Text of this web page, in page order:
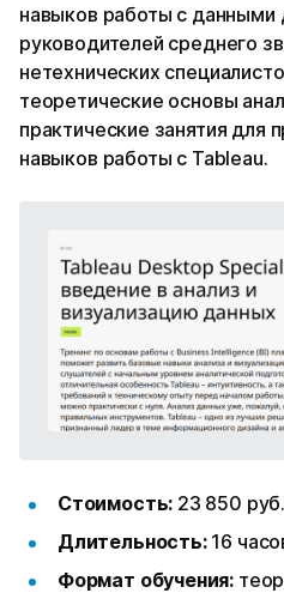
навыков работы с данными
руководителей среднего
нетехнических
теоретические основы
практические занятия для
навыков работы с Tableau.
Стоимость: 23 850 руб.
Длительность: 16
Формат обучения: